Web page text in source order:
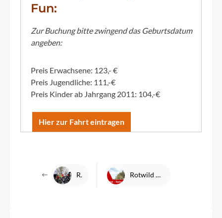
Fun:
Zur Buchung bitte zwingend das Geburtsdatum
angeben:
Preis Erwachsene: 123,- €
Preis Jugendliche: 111,-€
Preis Kinder ab Jahrgang 2011: 104,-€
Hier zur Fahrt eintragen
Rennradtreff Rotwild R.X275 Testwochen bei DENFELD